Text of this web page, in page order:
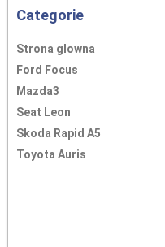
Categorie
Strona glowna
Ford Focus
Mazda3
Seat Leon
Skoda Rapid A5
Toyota Auris